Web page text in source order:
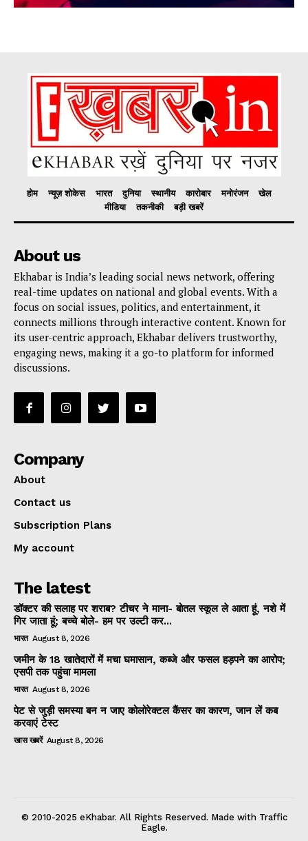
होम न्यूज़ शोकेस भारत दुनिया स्थानीय कारोबार मनोरंजन
खेल
मीडिया
तकनीकी बड़ी खबरें
About us
Ekhabar is India’s leading social news network, offering
real-time updates on national and global events. With a
focus on social issues, politics, and entertainment, it
connects millions through interactive content. Known for
its user-centric approach, Ekhabar delivers trustworthy,
engaging news, making it a go-to platform for informed
discussions.
Company
About
Contact us
Subscription Plans
My account
The latest
डॉक्टर की सलाह पर शराब? टीचर ने माना- बोतल स्कूल ले आता हूं, नशे में
गिर जाता हूं; बच्चे बोले- हम पर उल्टी कर...
भारत August 8, 2026
जमीन के 18 खातेदारों में मचा घमासान, कब्जे और फसल हड़पने का आरोप;
एसपी तक पहुंचा मामला
भारत August 8, 2026
पेट से जुड़ी समस्या बन न जाए कोलोरेक्टल कैंसर का कारण, जान लें कब
करवाएं टेस्ट
खास खबरें August 8, 2026
© 2010-2025 eKhabar. All Rights Reserved. Made with Traffic
Eagle.